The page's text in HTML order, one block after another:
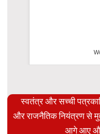
स्वतंत्र और सच्ची
और राजनैतिक नियंत्रण से
आगे आए